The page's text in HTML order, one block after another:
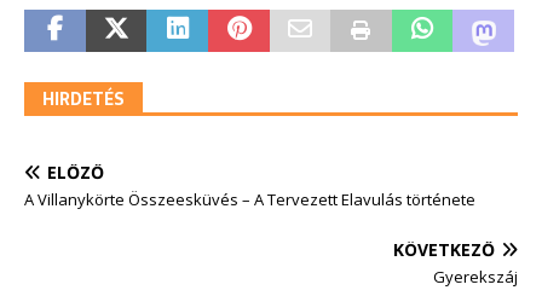
HIRDETÉS
ELŐZŐ
A Villanykörte Összeesküvés – A Tervezett Elavulás története
KÖVETKEZŐ
Gyerekszáj